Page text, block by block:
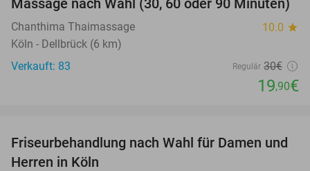
34%
Chanthima Thaimassage 10.0 star
Köln - Dellbrück (6 km)
Verkauft: 83
Regulär 30€
19,90€
54%
Friseurbehandlung nach Wahl für Damen und
Herren in Köln